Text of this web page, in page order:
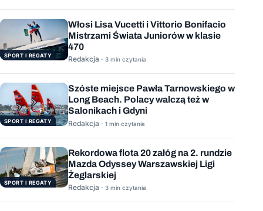
SPORT I REGATY
Włosi Lisa Vucetti i Vittorio Bonifacio
Mistrzami Świata Juniorów w klasie
470
Redakcja · 3 min czytania
SPORT I REGATY
Szóste miejsce Pawła Tarnowskiego w
Long Beach. Polacy walczą też w
Salonikach i Gdyni
Redakcja · 1 min czytania
SPORT I REGATY
Rekordowa flota 20 załóg na 2. rundzie
Mazda Odyssey Warszawskiej Ligi
Żeglarskiej
Redakcja · 3 min czytania